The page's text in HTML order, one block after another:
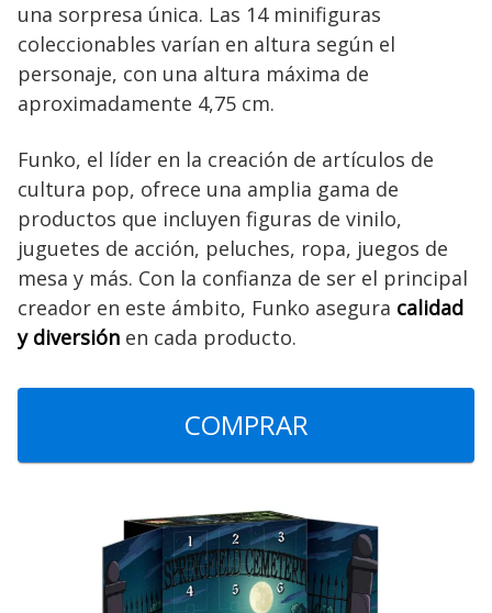
una sorpresa única. Las 14 minifiguras
coleccionables varían en altura según el
personaje, con una altura máxima de
aproximadamente 4,75 cm.
Funko, el líder en la creación de artículos de
cultura pop, ofrece una amplia gama de
productos que incluyen figuras de vinilo,
juguetes de acción, peluches, ropa, juegos de
mesa y más. Con la confianza de ser el principal
creador en este ámbito, Funko asegura calidad
y diversión en cada producto.
COMPRAR